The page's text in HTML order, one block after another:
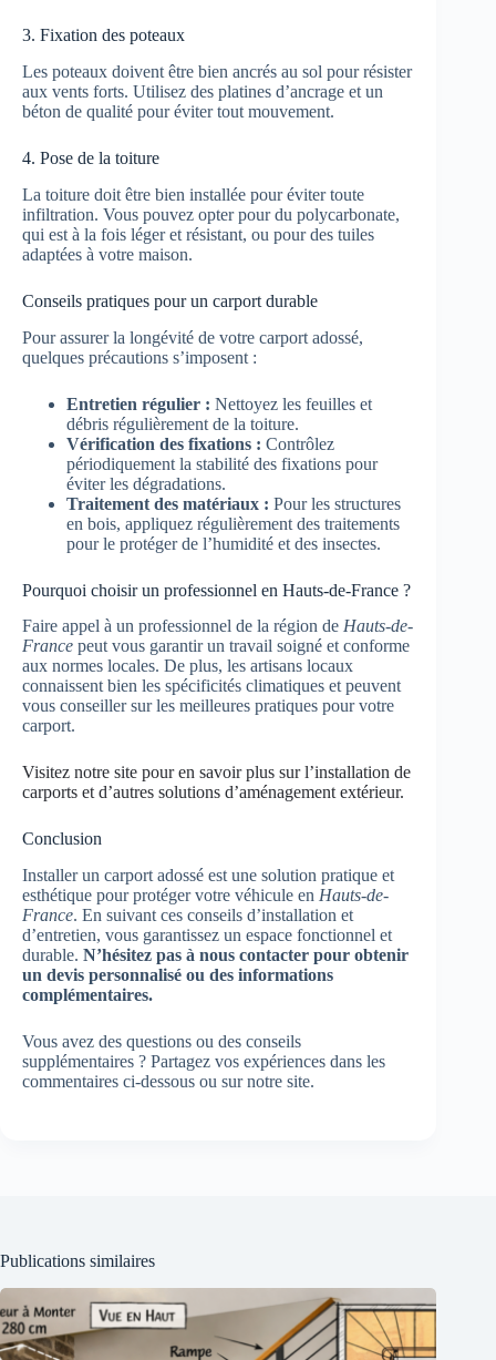
3. Fixation des poteaux
Les poteaux doivent être bien ancrés au sol pour résister
aux vents forts. Utilisez des platines d’ancrage et un
béton de qualité pour éviter tout mouvement.
4. Pose de la toiture
La toiture doit être bien installée pour éviter toute
infiltration. Vous pouvez opter pour du polycarbonate,
qui est à la fois léger et résistant, ou pour des tuiles
adaptées à votre maison.
Conseils pratiques pour un carport durable
Pour assurer la longévité de votre carport adossé,
quelques précautions s’imposent :
Entretien régulier : Nettoyez les feuilles et
débris régulièrement de la toiture.
Vérification des fixations : Contrôlez
périodiquement la stabilité des fixations pour
éviter les dégradations.
Traitement des matériaux : Pour les structures
en bois, appliquez régulièrement des traitements
pour le protéger de l’humidité et des insectes.
Pourquoi choisir un professionnel en Hauts-de-France ?
Faire appel à un professionnel de la région de Hauts-de-
France peut vous garantir un travail soigné et conforme
aux normes locales. De plus, les artisans locaux
connaissent bien les spécificités climatiques et peuvent
vous conseiller sur les meilleures pratiques pour votre
carport.
Visitez notre site pour en savoir plus sur l’installation de
carports et d’autres solutions d’aménagement extérieur.
Conclusion
Installer un carport adossé est une solution pratique et
esthétique pour protéger votre véhicule en Hauts-de-
France. En suivant ces conseils d’installation et
d’entretien, vous garantissez un espace fonctionnel et
durable. N’hésitez pas à nous contacter pour obtenir
un devis personnalisé ou des informations
complémentaires.
Vous avez des questions ou des conseils
supplémentaires ? Partagez vos expériences dans les
commentaires ci-dessous ou sur notre site.
Publications similaires